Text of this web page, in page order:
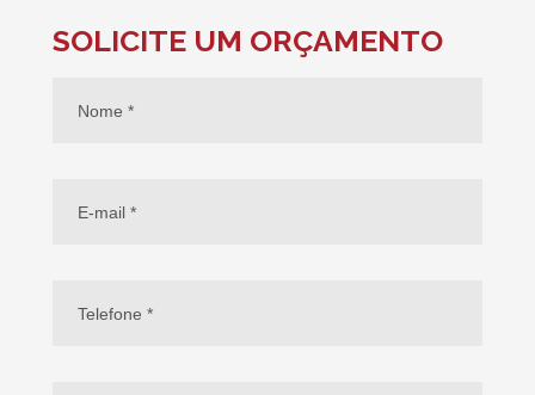
SOLICITE UM ORÇAMENTO